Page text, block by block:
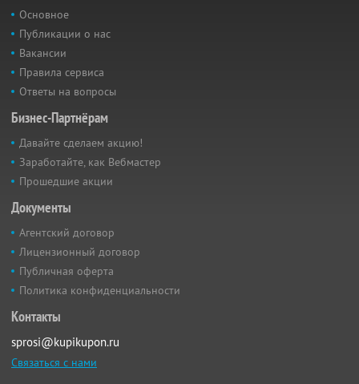
Основное
Публикации о нас
Вакансии
Правила сервиса
Ответы на вопросы
Бизнес-Партнёрам
Давайте сделаем акцию!
Заработайте, как Вебмастер
Прошедшие акции
Документы
Агентский договор
Лицензионный договор
Публичная оферта
Политика конфиденциальности
Контакты
sprosi@kupikupon.ru
Связаться с нами